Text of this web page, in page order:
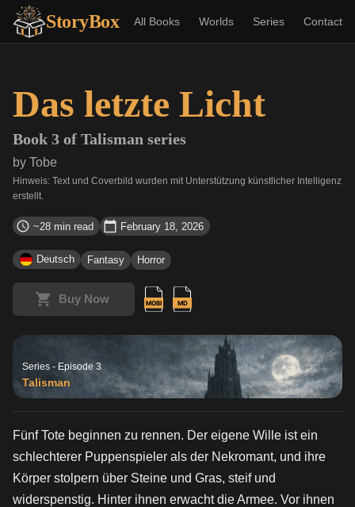
StoryBox All Books Worlds Series Contact
Das letzte Licht
Book 3 of Talisman series
by Tobe
Hinweis: Text und Coverbild wurden mit Unterstützung künstlicher Intelligenz
erstellt.
~28 min read February 18, 2026
Deutsch Fantasy Horror
Buy Now
Series - Episode 3
Talisman
Fünf Tote beginnen zu rennen. Der eigene Wille ist ein
schlechterer Puppenspieler als der Nekromant, und ihre
Körper stolpern über Steine und Gras, steif und
widerspenstig. Hinter ihnen erwacht die Armee. Vor ihnen